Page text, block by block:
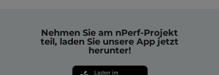
Nehmen Sie am nPerf-Projekt
teil, laden Sie unsere App jetzt
herunter!